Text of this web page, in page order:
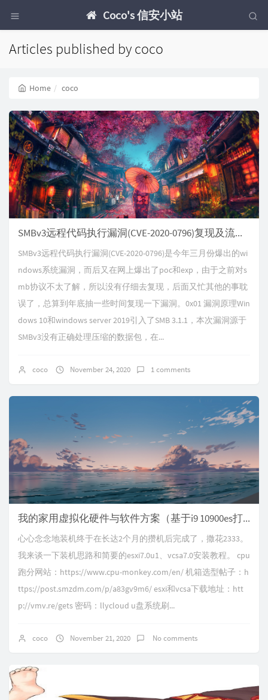
Coco's 信安小站
Articles published by coco
Home coco
SMBv3远程代码执行漏洞(CVE-2020-0796)复现及流量分析
SMBv3远程代码执行漏洞(CVE-2020-0796)是今年三月份爆出的wi
ndows系统漏洞，而后又在网上爆出了poc和exp，由于之前对s
mb协议不太了解，所以没有仔细去复现，后面又忙其他的事耽
误了，总算到年底抽一些时间复现一下漏洞。0x01 漏洞原理Win
dows 10和windows server 2019引入了SMB 3.1.1，本次漏洞源于
SMBv3没有正确处理压缩的数据包，在...
coco November 24, 2020 1 comments
我的家用虚拟化硬件与软件方案（基于i9 10900es打造esxi7.0u1与vcsa7.0平台）
心心念念地装机终于在长达2个月的攒机后完成了，撒花2333。
我来谈一下装机思路和简要的esxi7.0u1、vcsa7.0安装教程。 cpu
跑分网站：https://www.cpu-monkey.com/en/ 机箱选型帖子：h
ttps://post.smzdm.com/p/a83gv9m6/ esxi和vcsa下载地址：htt
p://vmv.re/gets 密码：llycloud u盘系统刷...
coco November 21, 2020 No comments